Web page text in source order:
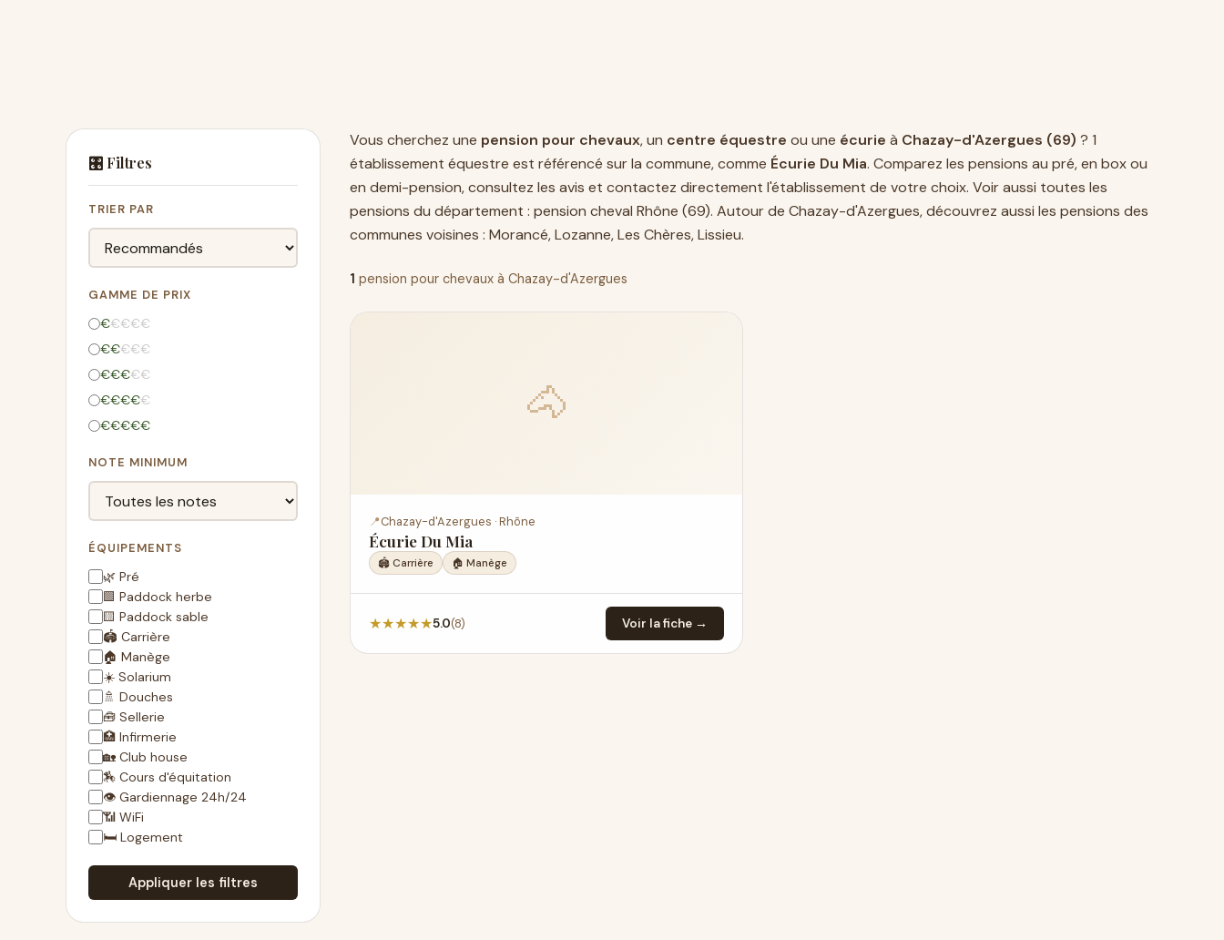
🎛️ Filtres
TRIER PAR
GAMME DE PRIX
€€€€€
€€€€€
€€€€€
€€€€€
€€€€€
NOTE MINIMUM
ÉQUIPEMENTS
🌿 Pré
🟩 Paddock herbe
🟨 Paddock sable
🏟️ Carrière
🏠 Manège
☀️ Solarium
🚿 Douches
🧰 Sellerie
🏥 Infirmerie
🏡 Club house
🏇 Cours d'équitation
👁 Gardiennage 24h/24
📶 WiFi
🛏 Logement
Appliquer les filtres
Vous cherchez une pension pour chevaux, un centre équestre ou une écurie à Chazay-d'Azergues (69) ? 1
établissement équestre est référencé sur la commune, comme Écurie Du Mia. Comparez les pensions au pré, en box ou
en demi-pension, consultez les avis et contactez directement l'établissement de votre choix. Voir aussi toutes les
pensions du département : pension cheval Rhône (69). Autour de Chazay-d'Azergues, découvrez aussi les pensions des
communes voisines : Morancé,Lozanne,Les Chères,Lissieu.
1 pension pour chevaux à Chazay-d'Azergues
🐴
📍Chazay-d'Azergues · Rhône
Écurie Du Mia
🏟️ Carrière 🏠 Manège
★★★★★5.0(8) Voir la fiche →